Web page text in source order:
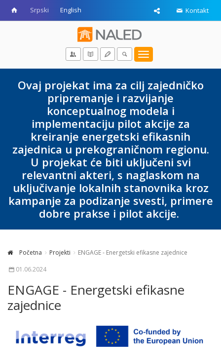
Srpski English Kontakt
Toggle
navigation
Ovaj projekat ima za cilj zajedničko
pripremanje i razvijanje
konceptualnog modela i
implementaciju pilot akcije za
kreiranje energetski efikasnih
zajednica u prekograničnom regionu.
U projekat će biti uključeni svi
relevantni akteri, s naglaskom na
uključivanje lokalnih stanovnika kroz
kampanje za podizanje svesti, primere
dobre prakse i pilot akcije.
Početna Projekti
ENGAGE - Energetski efikasne zajednice
01.06.2024
ENGAGE - Energetski efikasne
zajednice